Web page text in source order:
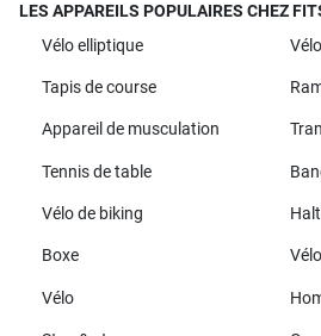
LES APPAREILS POPULAIRES CHEZ
Vélo elliptique
Tapis de course
Appareil de musculation
Tennis de table
Vélo de biking
Boxe
Vélo